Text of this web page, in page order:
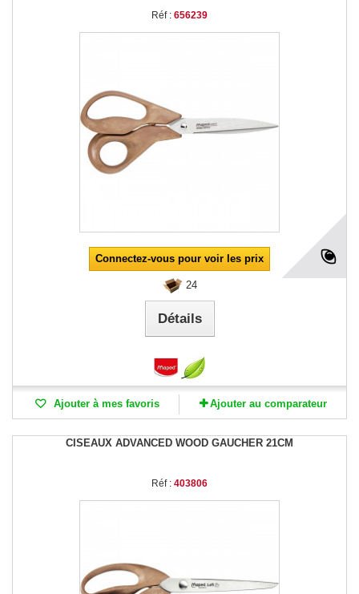
Réf : 656239
Connectez-vous pour voir les prix
24
Détails
Ajouter à mes favoris Ajouter au comparateur
CISEAUX ADVANCED WOOD GAUCHER 21CM
Réf : 403806